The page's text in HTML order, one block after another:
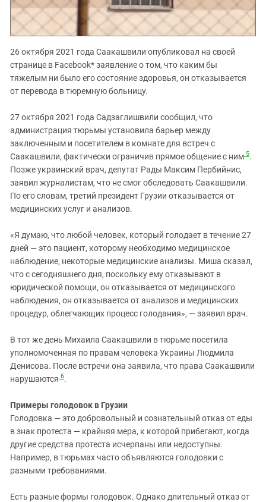
26 октября 2021 года Саакашвили опубликовал на своей
странице в Facebook* заявление о том, что каким бы
тяжелым ни было его состояние здоровья, он отказывается
от перевода в тюремную больницу.
27 октября 2021 года Садзаглишвили сообщил, что
администрация тюрьмы установила барьер между
заключенным и посетителем в комнате для встреч с
Саакашвили, фактически ограничив прямое общение с ним 5.
Позже украинский врач, депутат Рады Максим Пербийнис,
заявил журналистам, что не смог обследовать Саакашвили.
По его словам, третий президент Грузии отказывается от
медицинских услуг и анализов.
«Я думаю, что любой человек, который голодает в течение 27
дней — это пациент, которому необходимо медицинское
наблюдение, некоторые медицинские анализы. Миша сказал,
что с сегодняшнего дня, поскольку ему отказывают в
юридической помощи, он отказывается от медицинского
наблюдения, он отказывается от анализов и медицинских
процедур, облегчающих процесс голодания», — заявил врач.
В тот же день Михаила Саакашвили в тюрьме посетила
уполномоченная по правам человека Украины Людмила
Денисова. После встречи она заявила, что права Саакашвили
нарушаются 6.
Примеры голодовок в Грузии
Голодовка — это добровольный и сознательный отказ от еды
в знак протеста — крайняя мера, к которой прибегают, когда
другие средства протеста исчерпаны или недоступны.
Например, в тюрьмах часто объявляются голодовки с
разными требованиями.
Есть разные формы голодовок. Однако длительный отказ от